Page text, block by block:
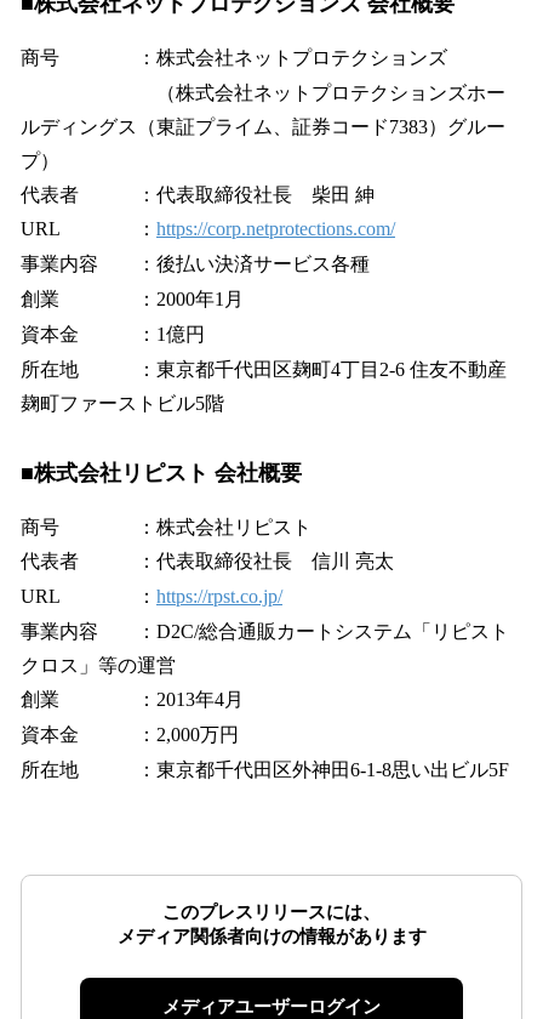
商号 ：株式会社ネットプロテクションズ
（株式会社ネットプロテクションズホー
ルディングス（東証プライム、証券コード7383）グルー
プ）
代表者 ：代表取締役社長 柴田 紳
URL ： https://corp.netprotections.com/
事業内容 ：後払い決済サービス各種
創業 ：2000年1月
資本金 ：1億円
所在地 ：東京都千代田区麹町4丁目2-6 住友不動産
麹町ファーストビル5階
■株式会社リピスト 会社概要
商号 ：株式会社リピスト
代表者 ：代表取締役社長 信川 亮太
URL ： https://rpst.co.jp/
事業内容 ：D2C/総合通販カートシステム「リピスト
クロス」等の運営
創業 ：2013年4月
資本金 ：2,000万円
所在地 ：東京都千代田区外神田6-1-8思い出ビル5F
このプレスリリースには、
メディア関係者向けの情報があります
メディアユーザーログイン